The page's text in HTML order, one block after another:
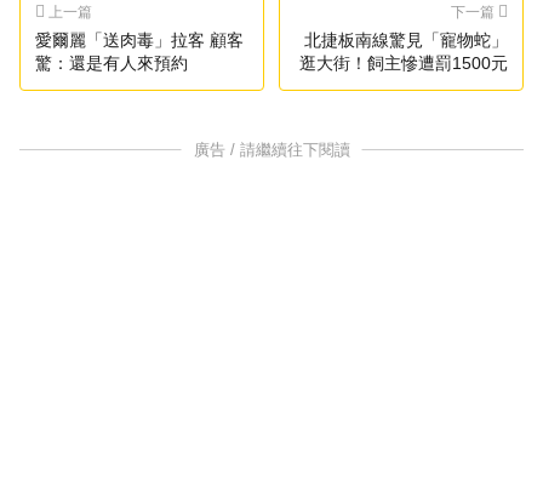
上一篇
愛爾麗「送肉毒」拉客 顧客
驚：還是有人來預約
下一篇
北捷板南線驚見「寵物蛇」
逛大街！飼主慘遭罰1500元
廣告 / 請繼續往下閱讀